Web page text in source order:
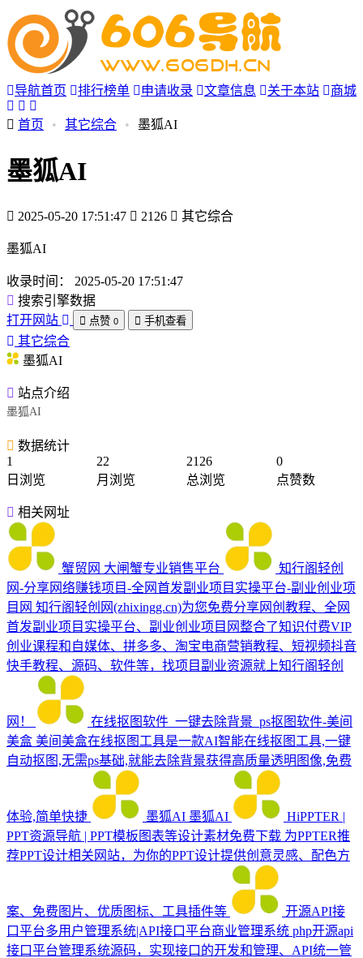
导航首页 排行榜单 申请收录 文章信息 关于本站 商城
首页 • 其它综合 • 墨狐AI
墨狐AI
2025-05-20 17:51:47 2126 其它综合
墨狐AI
收录时间：
2025-05-20 17:51:47
搜索引擎数据
打开网站
点赞 0 手机查看
其它综合
墨狐AI
站点介绍
墨狐AI
数据统计
1
日浏览
22
月浏览
2126
总浏览
0
点赞数
相关网址
蟹贸网 大闸蟹专业销售平台
知行阁轻创
网-分享网络赚钱项目-全网首发副业项目实操平台-副业创业项
目网 知行阁轻创网(zhixingg.cn)为您免费分享网创教程、全网
首发副业项目实操平台、副业创业项目网整合了知识付费VIP
创业课程和自媒体、拼多多、淘宝电商营销教程、短视频抖音
快手教程、源码、软件等，找项目副业资源就上知行阁轻创
网！
在线抠图软件_一键去除背景_ps抠图软件-美间
美盒 美间美盒在线抠图工具是一款AI智能在线抠图工具,一键
自动抠图,无需ps基础,就能去除背景获得高质量透明图像,免费
体验,简单快捷 墨狐AI 墨狐AI
HiPPTER |
PPT资源导航 | PPT模板图表等设计素材免费下载 为PPTER推
荐PPT设计相关网站，为你的PPT设计提供创意灵感、配色方
案、免费图片、优质图标、工具插件等
开源API接
口平台多用户管理系统|API接口平台商业管理系统 php开源api
接口平台管理系统源码，实现接口的开发和管理、API统一管